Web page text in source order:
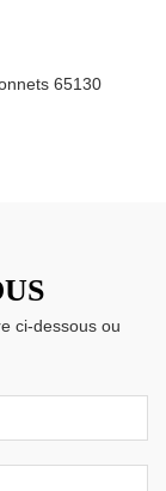
65130
ci-dessous ou